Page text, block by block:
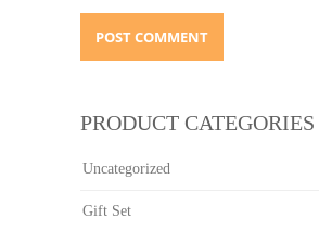
PRODUCT CATEGORIES
Uncategorized
Gift Set